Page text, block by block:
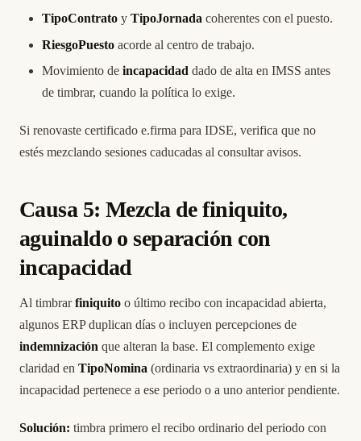
TipoContrato y TipoJornada coherentes con el puesto.
RiesgoPuesto acorde al centro de trabajo.
Movimiento de incapacidad dado de alta en IMSS antes
de timbrar, cuando la política lo exige.
Si renovaste certificado e.firma para IDSE, verifica que no
estés mezclando sesiones caducadas al consultar avisos.
Causa 5: Mezcla de finiquito,
aguinaldo o separación con
incapacidad
Al timbrarfiniquito o último recibo con incapacidad abierta,
algunos ERP duplican días o incluyen percepciones de
indemnización que alteran la base. El complemento exige
claridad en TipoNomina (ordinaria vs extraordinaria) y en si la
incapacidad pertenece a ese periodo o a uno anterior pendiente.
Solución: timbra primero el recibo ordinario del periodo con